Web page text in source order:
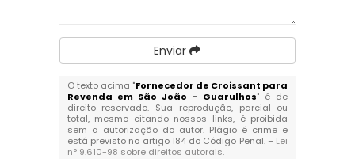
Enviar
O texto acima "Fornecedor de Croissant para
Revenda em São João - Guarulhos" é de
direito reservado. Sua reprodução, parcial ou
total, mesmo citando nossos links, é proibida
sem a autorização do autor. Plágio é crime e
está previsto no artigo 184 do Código Penal. – Lei
n° 9.610-98 sobre direitos autorais.